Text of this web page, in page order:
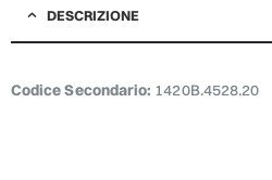
DESCRIZIONE
Codice Secondario: 1420B.4528.20